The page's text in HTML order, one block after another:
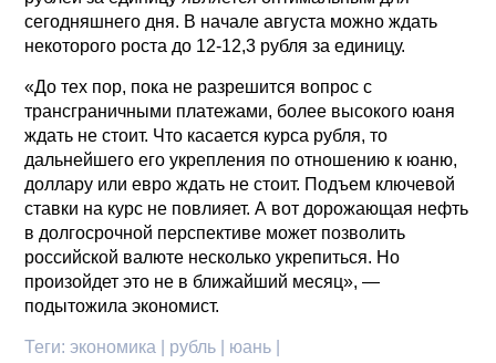
сегодняшнего дня. В начале августа можно ждать
некоторого роста до 12-12,3 рубля за единицу.
«До тех пор, пока не разрешится вопрос с
трансграничными платежами, более высокого юаня
ждать не стоит. Что касается курса рубля, то
дальнейшего его укрепления по отношению к юаню,
доллару или евро ждать не стоит. Подъем ключевой
ставки на курс не повлияет. А вот дорожающая нефть
в долгосрочной перспективе может позволить
российской валюте несколько укрепиться. Но
произойдет это не в ближайший месяц», —
подытожила экономист.
Теги:экономика | рубль | юань |